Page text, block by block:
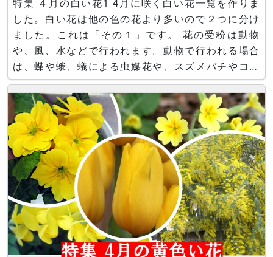
特集 ４月の白い花1 4月に咲く白い花一覧を作りま
した。白い花は他の色の花より多いので２つに分け
ました。これは「その１」です。 花の受粉は動物
や、風、水などで行われます。動物で行われる場合
は、蝶や蛾、蟻による虫媒花や、スズメバチやコウ
モリなどによる鳥媒花などがあり、媒介者に来て貰
うために各種仕組みを設けています。例えば、目立
つ花色や、臭いの発散、止まりやすい花弁の形状や
肌触りの提供、花蜜の場所を